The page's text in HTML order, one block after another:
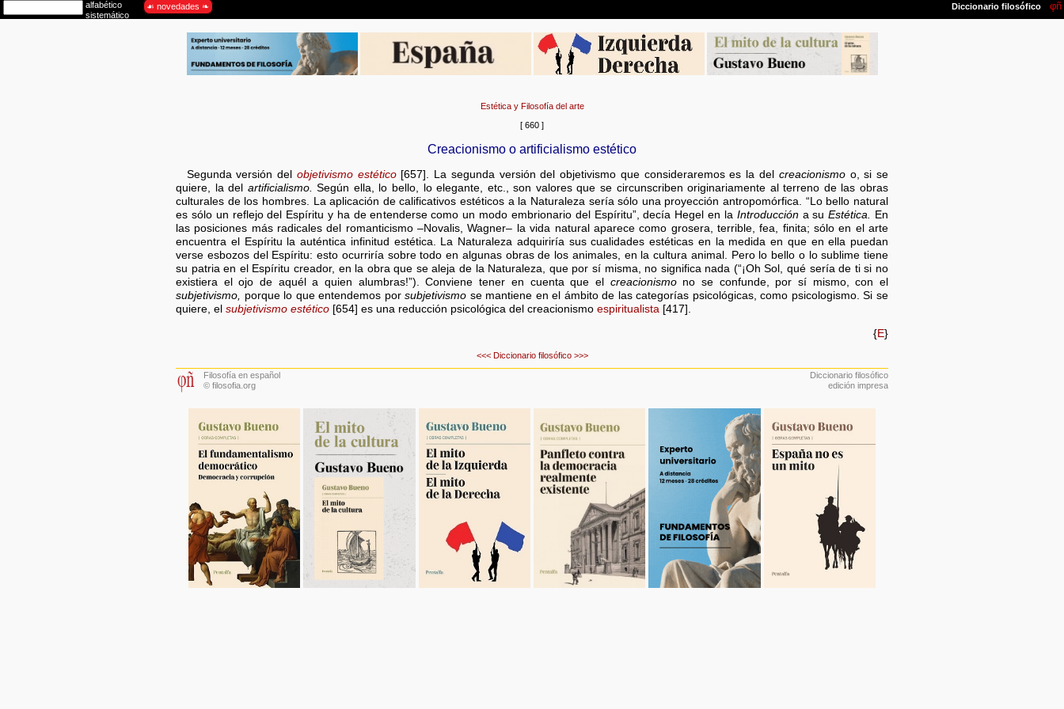
Estética y Filosofía del arte
[ 660 ]
Creacionismo o artificialismo estético
Segunda versión del objetivismo estético[657]. La segunda versión del objetivismo que consideraremos es la del creacionismoo, si se
quiere, la del artificialismo. Según ella, lo bello, lo elegante, etc., son valores que se circunscriben originariamente al terreno de las obras
culturales de los hombres. La aplicación de calificativos estéticos a la Naturaleza sería sólo una proyección antropomórfica. “Lo bello natural
es sólo un reflejo del Espíritu y ha de entenderse como un modo embrionario del Espíritu”, decía Hegel en la Introduccióna suEstética. En
las posiciones más radicales del romanticismo –Novalis, Wagner– la vida natural aparece como grosera, terrible, fea, finita; sólo en el arte
encuentra el Espíritu la auténtica infinitud estética. La Naturaleza adquiriría sus cualidades estéticas en la medida en que en ella puedan
verse esbozos del Espíritu: esto ocurriría sobre todo en algunas obras de los animales, en la cultura animal. Pero lo bello o lo sublime tiene
su patria en el Espíritu creador, en la obra que se aleja de la Naturaleza, que por sí misma, no significa nada (“¡Oh Sol, qué sería de ti si no
existiera el ojo de aquél a quien alumbras!”). Conviene tener en cuenta que el creacionismono se confunde, por sí mismo, con el
subjetivismo, porque lo que entendemos porsubjetivismo se mantiene en el ámbito de las categorías psicológicas, como psicologismo. Si se
quiere, el subjetivismo estético [654] es una reducción psicológica del creacionismo espiritualista [417].
{E}
<<< Diccionario filosófico >>>
Filosofía en español
© filosofia.org
Diccionario filosófico
edición impresa